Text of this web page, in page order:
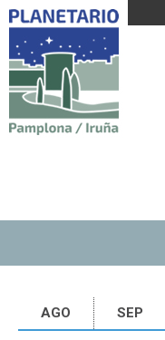
AGO SEP